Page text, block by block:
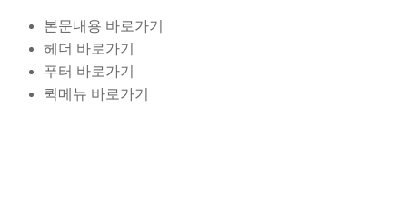
본문내용 바로가기
헤더 바로가기
푸터 바로가기
퀵메뉴 바로가기